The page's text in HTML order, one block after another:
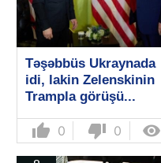
Təşəbbüs Ukraynada
idi, lakin Zelenskinin
Trampla görüşü...
thumb_up 0 thumb_down 0 